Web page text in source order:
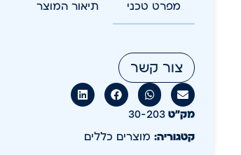
מפרט טכני תיאור המוצר
צור קשר
מק״ט 30-203
קטגוריה: מוצרים כללים